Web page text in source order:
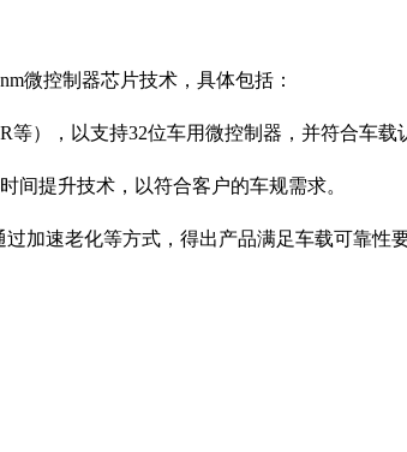
微控制器芯片技术，具体包括：
等），以支持32位车用微控制器，并符合车载
间提升技术，以符合客户的车规需求。
过加速老化等方式，得出产品满足车载可靠性